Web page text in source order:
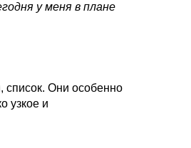
у меня в плане
список. Они особенно
узкое и